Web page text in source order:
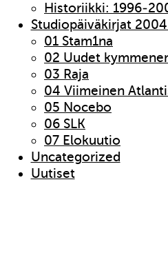
Historiikki: 1996-
Studiopäiväkirjat
01 Stam1na
02 Uudet
03 Raja
04 Viimeinen
05 Nocebo
06 SLK
07 Elokuutio
Uncategorized
Uutiset